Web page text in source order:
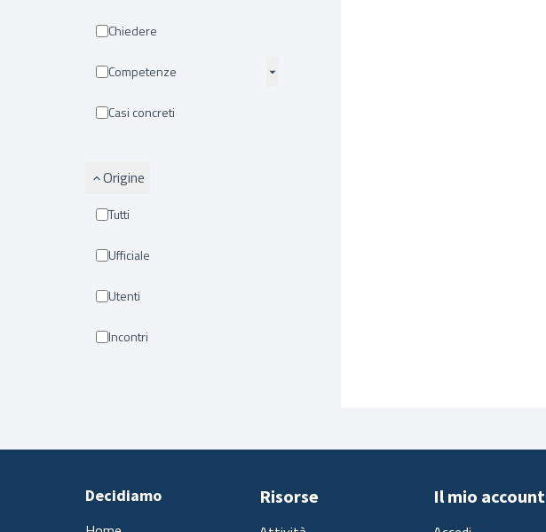
Chiedere
Competenze
Casi concreti
Origine
Tutti
Ufficiale
Utenti
Incontri
Decidiamo Risorse Il mio account